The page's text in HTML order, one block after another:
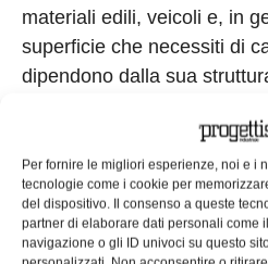
Per fornire le migliori esperienze, noi e i
tecnologie come i cookie per
del dispositivo. Il consenso a queste
partner di elaborare dati personali come
navigazione o gli ID univoci su questo
materiali edili, veicoli e, in
superficie che necessiti di
dipendono dalla sua
EDICOLA